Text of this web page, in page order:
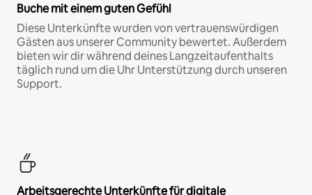
Buche mit einem guten Gefühl
Diese Unterkünfte wurden von vertrauenswürdigen
Gästen aus unserer Community bewertet. Außerdem
bieten wir dir während deines Langzeitaufenthalts
täglich rund um die Uhr Unterstützung durch unseren
Support.
Arbeitsgerechte Unterkünfte für digitale